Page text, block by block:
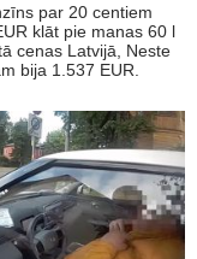
par 20 centiem
klāt pie manas 60 l
cenas Latvijā, Neste
bija 1.537 EUR.